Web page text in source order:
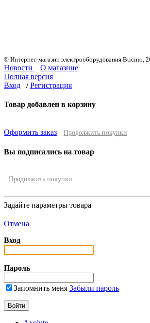
© Интернет-магазин электрооборудования Bticino,
Новости
О магазине
Полная версия
Вход
/ Регистрация
Товар добавлен в корзину
Оформить заказ Продолжить покупки
Вы подписались на товар
Продолжить покупки
Задайте параметры товара
Отмена
Вход
Пароль
Запомнить меня Забыли пароль